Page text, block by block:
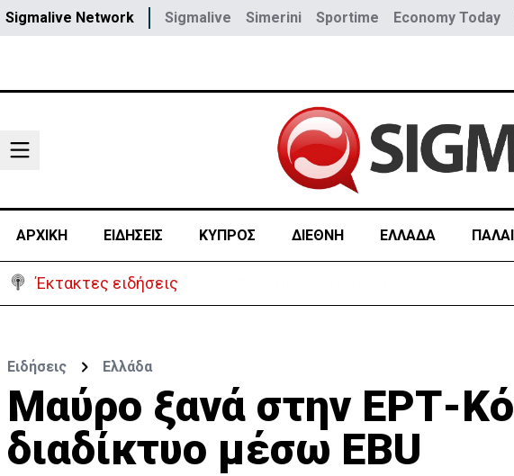
Sigmalive Network Sigmalive Simerini Sportime Economy Today
ΑΡΧΙΚΗ ΕΙΔΗΣΕΙΣ ΚΥΠΡΟΣ ΔΙΕΘΝΗ ΕΛΛΑΔΑ
Έκτακτες ειδήσεις
Ειδήσεις Ελλάδα
Μαύρο ξανά στην ΕΡΤ-
διαδίκτυο μέσω EBU